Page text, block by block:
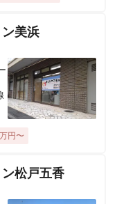
護 / 外部訪問なし
💡
美浜
円〜
松戸五香